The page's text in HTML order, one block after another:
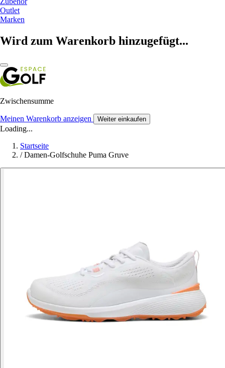
Outlet
Marken
Wird zum Warenkorb hinzugefügt...
Zwischensumme
Meinen Warenkorb anzeigen Weiter einkaufen
Loading...
Startseite
/ Damen-Golfschuhe Puma Gruve